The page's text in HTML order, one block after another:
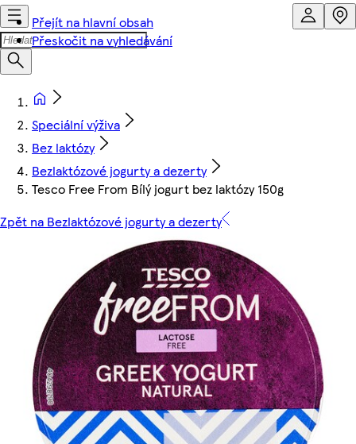
Přejít na hlavní obsah
Přeskočit na vyhledávání
Speciální výživa
Bez laktózy
Bezlaktózové jogurty a dezerty
Tesco Free From Bílý jogurt bez laktózy 150g
Zpět na Bezlaktózové jogurty a dezerty